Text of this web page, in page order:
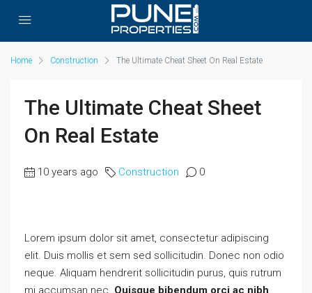
Home Construction The Ultimate Cheat Sheet On Real Estate
The Ultimate Cheat Sheet
On Real Estate
10 years ago Construction 0
Lorem ipsum dolor sit amet, consectetur adipiscing
elit. Duis mollis et sem sed sollicitudin. Donec non odio
neque. Aliquam hendrerit sollicitudin purus, quis rutrum
mi accumsan nec. Quisque bibendum orci ac nibh